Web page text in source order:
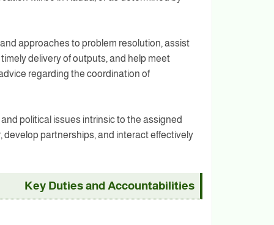
approaches to problem resolution, assist
delivery of outputs, and help meet
regarding the coordination of
political issues intrinsic to the assigned
partnerships, and interact effectively
Key Duties and Accountabilities